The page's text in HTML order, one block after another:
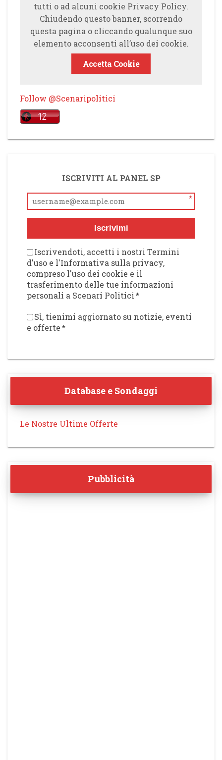
tutti o ad alcuni cookie Privacy Policy.
Chiudendo questo banner, scorrendo
questa pagina o cliccando qualunque suo
elemento acconsenti all’uso dei cookie.
Accetta Cookie
Follow @Scenaripolitici
ISCRIVITI AL PANEL SP
*
Iscrivimi
Iscrivendoti, accetti i nostri Termini
d'uso e l'Informativa sulla privacy,
compreso l'uso dei cookie e il
trasferimento delle tue informazioni
personali a Scenari Politici*
Sì, tienimi aggiornato su notizie, eventi
e offerte*
Database e Sondaggi
Le Nostre Ultime Offerte
Pubblicità